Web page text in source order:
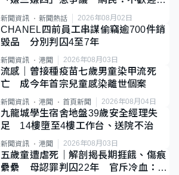
質旅客
新聞資訊 新聞熱話 2026年08月02日
CHANEL四前員工串謀偷竊逾700件銷
毀品 分別判囚4至7年
新聞資訊 港聞 2026年08月03日
流感｜曾接種疫苗七歲男童染甲流死
亡 成今年首宗兒童感染離世個案
新聞資訊 港聞 首頁新聞 2026年08月04日
九龍城學生宿舍地盤39歲安全經理失
足 14樓墮至4樓工作台、送院不治
新聞資訊 港聞 2026年08月03日
五歲童遭虐死｜解剖揭長期捱餓、傷痕
纍纍 母認罪判囚22年 官斥冷血：同